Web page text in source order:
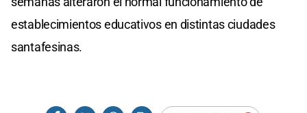
establecimientos educativos en distintas ciudades
santafesinas.